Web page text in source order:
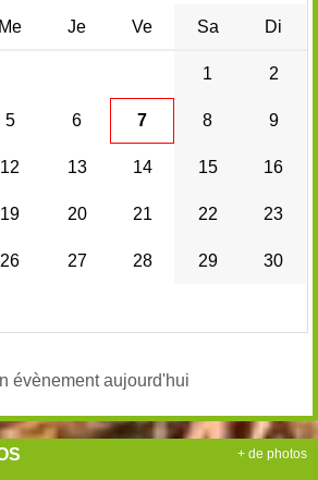
Me Je Ve Sa Di
1 2
5 6 7 8 9
12 13 14 15 16
19 20 21 22 23
26 27 28 29 30
évènement aujourd'hui
+ de photos